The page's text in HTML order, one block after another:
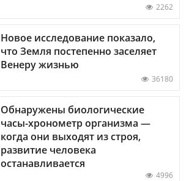
2262
Новое исследование показало,
что Земля постепенно заселяет
Венеру жизнью
36180
Обнаружены биологические
часы-хронометр организма —
когда они выходят из строя,
развитие человека
останавливается
4996